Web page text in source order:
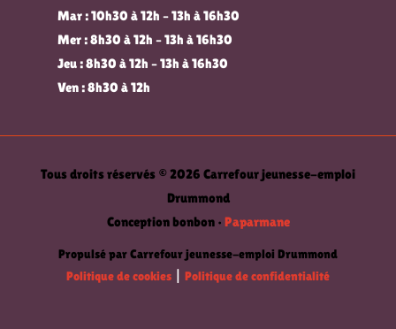
Mar : 10h30 à 12h – 13h à 16h30
Mer : 8h30 à 12h – 13h à 16h30
Jeu : 8h30 à 12h – 13h à 16h30
Ven : 8h30 à 12h
Tous droits réservés © 2026 Carrefour jeunesse-emploi
Drummond
Conception bonbon • Paparmane
Propulsé par Carrefour jeunesse-emploi Drummond
Politique de cookies
Politique de confidentialité